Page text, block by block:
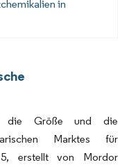
in
die Größe und die
Marktes für
erstellt von Mordor